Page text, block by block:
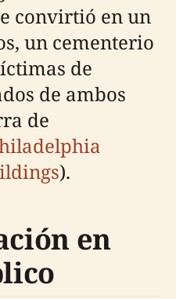
convirtió en un
un cementerio
de
de ambos
de
).
en